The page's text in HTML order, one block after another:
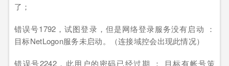
了；
错误号1792，试图登录，但是网络登录服务没有启动 ：
目标NetLogon服务未启动。（连接域控会出现此情况）
错误号2242，此用户的密码已经过期 ： 目标有帐号策